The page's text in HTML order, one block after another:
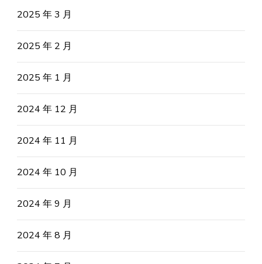
2025 年 3 月
2025 年 2 月
2025 年 1 月
2024 年 12 月
2024 年 11 月
2024 年 10 月
2024 年 9 月
2024 年 8 月